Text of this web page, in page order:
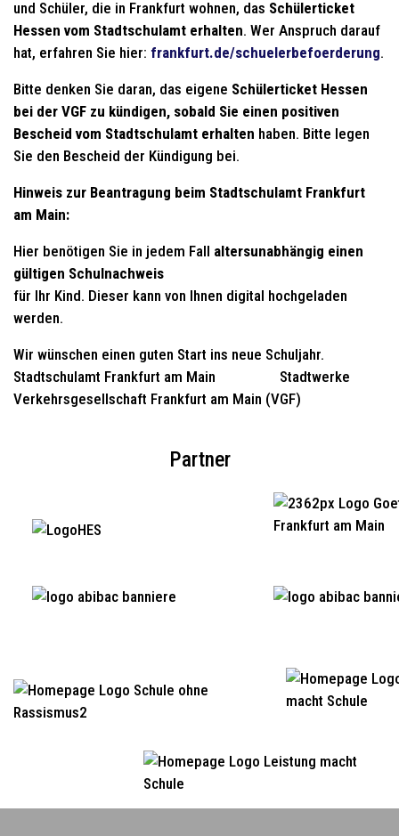
und Schüler, die in Frankfurt wohnen, das Schülerticket
Hessen vom Stadtschulamt erhalten. Wer Anspruch darauf
hat, erfahren Sie hier: frankfurt.de/schuelerbefoerderung.
Bitte denken Sie daran, das eigene Schülerticket Hessen
bei der VGF zu kündigen, sobald Sie einen positiven
Bescheid vom Stadtschulamt erhalten haben. Bitte legen
Sie den Bescheid der Kündigung bei.
Hinweis zur Beantragung beim Stadtschulamt Frankfurt
am Main:
Hier benötigen Sie in jedem Fall altersunabhängig einen
gültigen Schulnachweis
für Ihr Kind. Dieser kann von Ihnen digital hochgeladen
werden.
Wir wünschen einen guten Start ins neue Schuljahr.
Stadtschulamt Frankfurt am Main Stadtwerke
Verkehrsgesellschaft Frankfurt am Main (VGF)
Partner